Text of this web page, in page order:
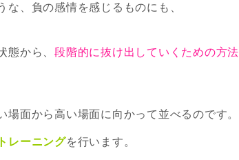
、負の感情を感じるものにも、
態から、 段階的に抜け出していくための方法
場面から高い場面に向かって並べるのです。
レーニングを行います。